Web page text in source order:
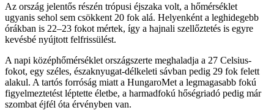
Az ország jelentős részén trópusi éjszaka volt, a hőmérséklet
ugyanis sehol sem csökkent 20 fok alá. Helyenként a leghidegebb
órákban is 22–23 fokot mértek, így a hajnali szellőztetés is egyre
kevésbé nyújtott felfrissülést.
A napi középhőmérséklet országszerte meghaladja a 27 Celsius-
fokot, egy széles, északnyugat-délkeleti sávban pedig 29 fok felett
alakul. A tartós forróság miatt a HungaroMet a legmagasabb fokú
figyelmeztetést léptette életbe, a harmadfokú hőségriadó pedig már
szombat éjfél óta érvényben van.